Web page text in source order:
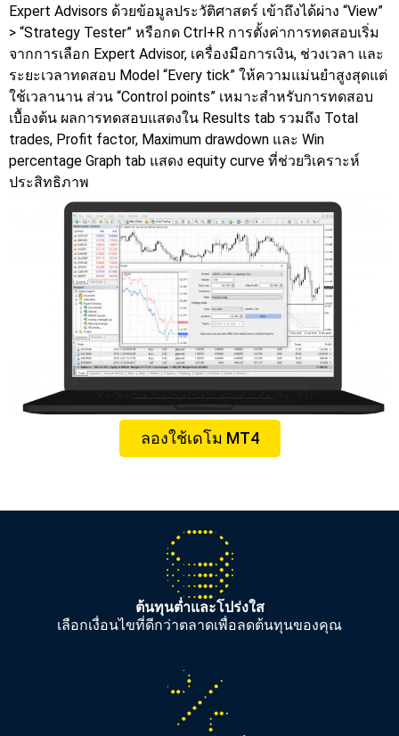
Expert Advisors ด้วยข้อมูลประวัติศาสตร์ เข้าถึงได้ผ่าง “View”
> “Strategy Tester” หรือกด Ctrl+R การตั้งค่าการทดสอบเริ่ม
จากการเลือก Expert Advisor, เครื่องมือการเงิน, ช่วงเวลา และ
ระยะเวลาทดสอบ Model “Every tick” ให้ความแม่นยำสูงสุดแต่
ใช้เวลานาน ส่วน “Control points” เหมาะสำหรับการทดสอบ
เบื้องต้น ผลการทดสอบแสดงใน Results tab รวมถึง Total
trades, Profit factor, Maximum drawdown และ Win
percentage Graph tab แสดง equity curve ที่ช่วยวิเคราะห์
ประสิทธิภาพ
ลองใช้เดโม MT4
ต้นทุนต่ำและโปร่งใส
เลือกเงื่อนไขที่ดีกว่าตลาดเพื่อลดต้นทุนของคุณ